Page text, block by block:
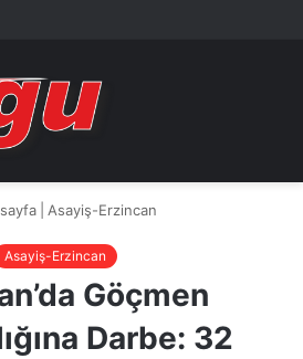
Asayiş-Erzincan
Asayiş-Erzincan
Göçmen
Darbe: 32